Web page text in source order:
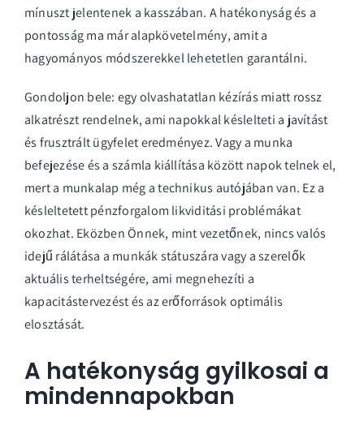
mínuszt jelentenek a kasszában. A hatékonyság és a
pontosság ma már alapkövetelmény, amit a
hagyományos módszerekkel lehetetlen garantálni.
Gondoljon bele: egy olvashatatlan kézírás miatt rossz
alkatrészt rendelnek, ami napokkal késlelteti a javítást
és frusztrált ügyfelet eredményez. Vagy a munka
befejezése és a számla kiállítása között napok telnek el,
mert a munkalap még a technikus autójában van. Ez a
késleltetett pénzforgalom likviditási problémákat
okozhat. Eközben Önnek, mint vezetőnek, nincs valós
idejű rálátása a munkák státuszára vagy a szerelők
aktuális terheltségére, ami megnehezíti a
kapacitástervezést és az erőforrások optimális
elosztását.
A hatékonyság gyilkosai a
mindennapokban